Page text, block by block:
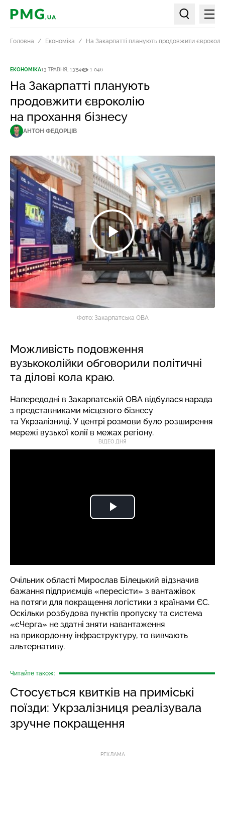
PMG.ua
Пошук по
Головна Економіка На Закарпатті планують продовжити
ЕКОНОМІКА13 ТРАВНЯ, 13:54 1 046
На Закарпатті планують
продовжити євроколію
на прохання бізнесу
АНТОН ФЕДОРЦІВ
Фото: Закарпатська ОВА
Можливість подовження
вузькоколійки обговорили політичні
та ділові кола краю.
Напередодні в Закарпатській ОВА відбулася нарада
з представниками місцевого бізнесу
та Укрзалізниці. У центрі розмови було розширення
мережі вузької колії в межах регіону.
ВІДЕО ДНЯ
Очільник області Мирослав Білецький відзначив
бажання підприємців «пересісти» з вантажівок
на потяги для покращення логістики з країнами ЄС.
Оскільки розбудова пунктів пропуску та система
«єЧерга» не здатні зняти навантаження
на прикордонну інфраструктуру, то вивчають
альтернативу.
Читайте також:
Стосується квитків на приміські
поїзди: Укрзалізниця реалізувала
зручне покращення
РЕКЛАМА